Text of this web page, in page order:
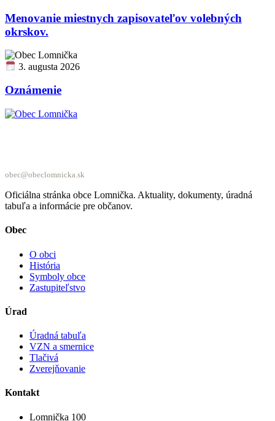
Menovanie miestnych zapisovateľov volebných
okrskov.
3. augusta 2026
Oznámenie
obec@obeclomnicka.sk
Oficiálna stránka obce Lomnička. Aktuality, dokumenty, úradná
tabuľa a informácie pre občanov.
Obec
O obci
História
Symboly obce
Zastupiteľstvo
Úrad
Úradná tabuľa
VZN a smernice
Tlačivá
Zverejňovanie
Kontakt
Lomnička 100